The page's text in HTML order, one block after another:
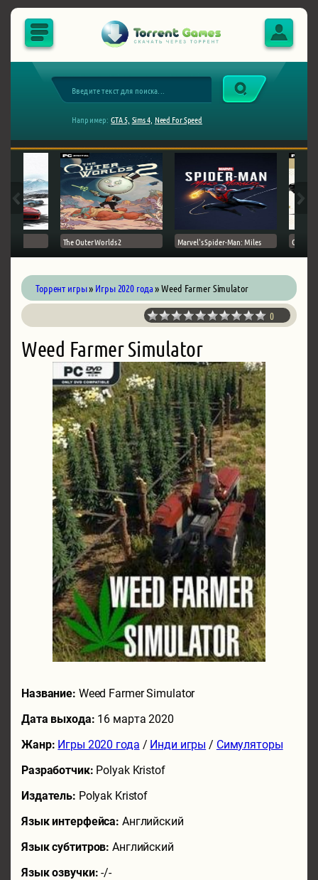
Например: GTA 5, Sims 4, Need For Speed
The Outer Worlds 2 Marvel's Spider-Man: Miles Ghost
Торрент игры» Игры 2020 года» Weed Farmer Simulator
0
Weed Farmer Simulator
Название: Weed Farmer Simulator
Дата выхода: 16 марта 2020
Жанр: Игры 2020 года / Инди игры / Симуляторы
Разработчик: Polyak Kristof
Издатель: Polyak Kristof
Язык интерфейса: Английский
Язык субтитров:Английский
Язык озвучки:-/-